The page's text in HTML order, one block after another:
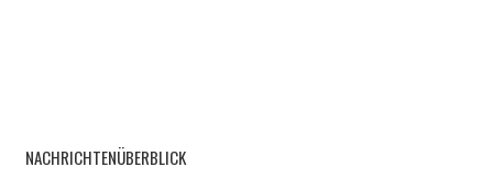
NACHRICHTENÜBERBLICK